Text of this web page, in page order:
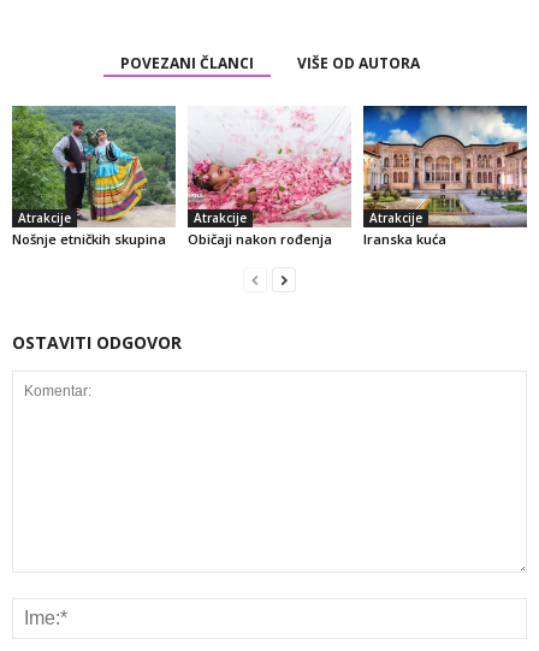
POVEZANI ČLANCI VIŠE OD AUTORA
Atrakcije
Nošnje etničkih skupina
Atrakcije
Običaji nakon rođenja
Atrakcije
Iranska kuća
OSTAVITI ODGOVOR